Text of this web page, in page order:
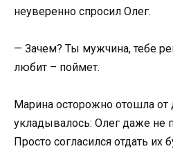
неуверенно спросил Олег.
— Зачем? Ты мужчина, тебе
любит – поймет.
Марина осторожно отошла от
укладывалось: Олег даже не
Просто согласился отдать их